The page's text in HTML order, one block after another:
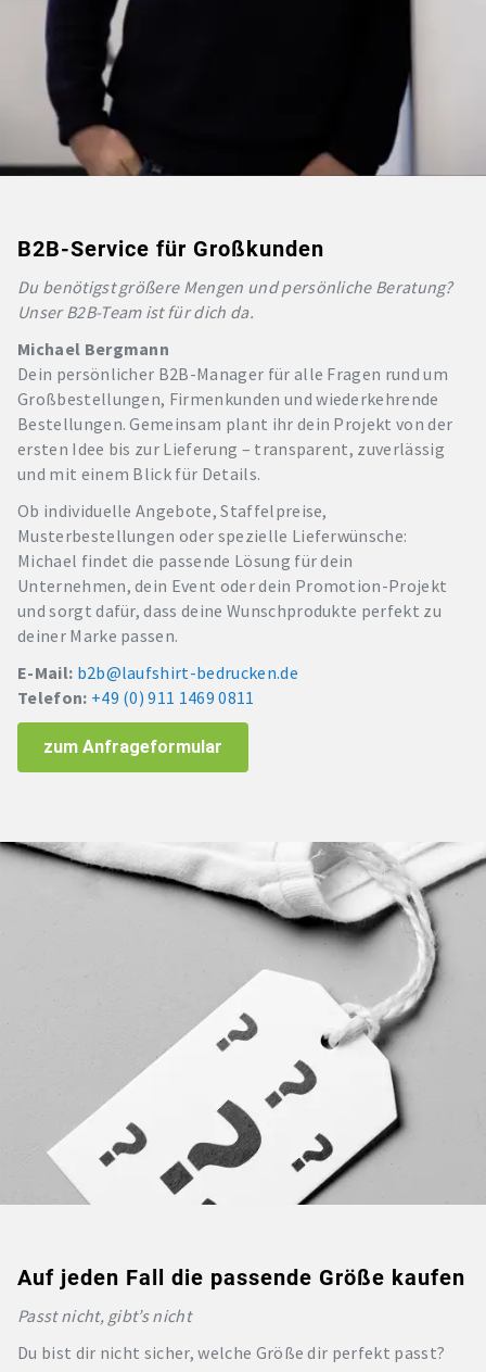
B2B-Service für Großkunden
Du benötigst größere Mengen und persönliche Beratung?
Unser B2B-Team ist für dich da.
Michael Bergmann
Dein persönlicher B2B-Manager für alle Fragen rund um
Großbestellungen, Firmenkunden und wiederkehrende
Bestellungen. Gemeinsam plant ihr dein Projekt von der
ersten Idee bis zur Lieferung – transparent, zuverlässig
und mit einem Blick für Details.
Ob individuelle Angebote, Staffelpreise,
Musterbestellungen oder spezielle Lieferwünsche:
Michael findet die passende Lösung für dein
Unternehmen, dein Event oder dein Promotion-Projekt
und sorgt dafür, dass deine Wunschprodukte perfekt zu
deiner Marke passen.
E-Mail: b2b@laufshirt-bedrucken.de
Telefon: +49 (0) 911 1469 0811
zum Anfrageformular
Auf jeden Fall die passende Größe kaufen
Passt nicht, gibt’s nicht
Du bist dir nicht sicher, welche Größe dir perfekt passt?